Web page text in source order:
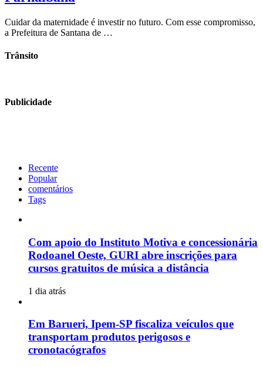
Cuidar da maternidade é investir no futuro. Com esse compromisso,
a Prefeitura de Santana de …
Trânsito
Publicidade
Recente
Popular
comentários
Tags
Com apoio do Instituto Motiva e concessionária
Rodoanel Oeste, GURI abre inscrições para
cursos gratuitos de música a distância
1 dia atrás
Em Barueri, Ipem-SP fiscaliza veículos que
transportam produtos perigosos e
cronotacógrafos